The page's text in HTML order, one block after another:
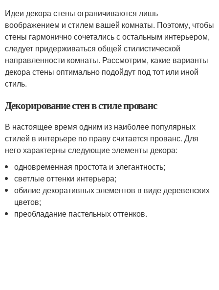
Идеи декора стены ограничиваются лишь
воображением и стилем вашей комнаты. Поэтому, чтобы
стены гармонично сочетались с остальным интерьером,
следует придерживаться общей стилистической
направленности комнаты. Рассмотрим, какие варианты
декора стены оптимально подойдут под тот или иной
стиль.
Декорирование стен в стиле прованс
В настоящее время одним из наиболее популярных
стилей в интерьере по праву считается прованс. Для
него характерны следующие элементы декора:
одновременная простота и элегантность;
светлые оттенки интерьера;
обилие декоративных элементов в виде деревенских
цветов;
преобладание пастельных оттенков.